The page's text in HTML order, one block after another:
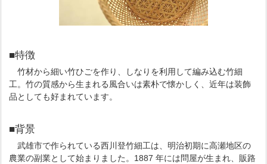
■特徴
竹材から細い竹ひごを作り、しなりを利用して編み込む竹細
工。竹の質感から生まれる風合いは素朴で懐かしく、近年は装飾
品としても好まれています。
■背景
武雄市で作られている西川登竹細工は、明治初期に高瀬地区の
農業の副業として始まりました。1887 年には問屋が生まれ、販路